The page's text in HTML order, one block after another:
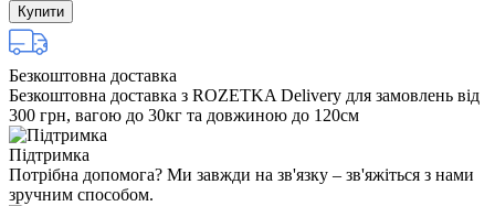
Купити
Безкоштовна доставка
Безкоштовна доставка з ROZETKA Delivery для замовлень від
300 грн, вагою до 30кг та довжиною до 120см
Підтримка
Потрібна допомога? Ми завжди на зв'язку – зв'яжіться з нами
зручним способом.